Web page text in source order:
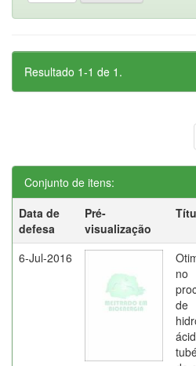
Resultado 1-1 de 1.
Conjunto de itens:
Data de
defesa
Pré-
visualização
6-Jul-2016
no
de